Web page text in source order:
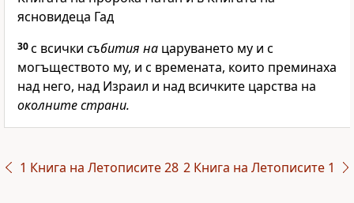
ясновидеца Гад
30с всички събития на царуването му и с
могъществото му, и с времената, които преминаха
над него, над Израил и над всичките царства на
околните страни.
1 Книга на Летописите 28 2 Книга на Летописите 1